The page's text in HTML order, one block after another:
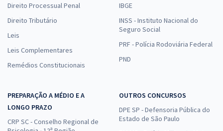
Direito Processual Penal
Direito Tributário
Leis
Leis Complementares
Remédios Constitucionais
IBGE
INSS - Instituto Nacional do
Seguro Social
PRF - Polícia Rodoviária Federal
PND
PREPARAÇÃO A MÉDIO E A
LONGO PRAZO
CRP SC - Conselho Regional de
OUTROS CONCURSOS
DPE SP - Defensoria Pública do
Estado de São Paulo